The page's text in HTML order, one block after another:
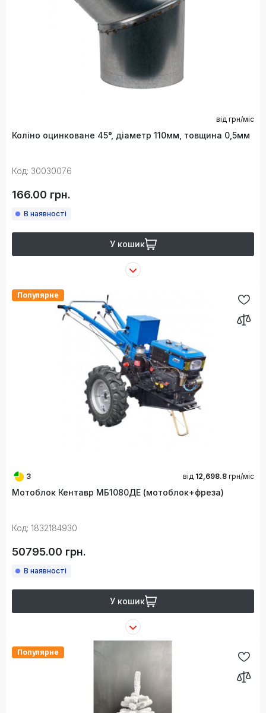
від грн/міс
Коліно оцинковане 45°, діаметр 110мм, товщина 0,5мм
Код: 30030076
166.00 грн.
В наявності
У кошик
Популярне
3 від 12,698.8 грн/міс
Мотоблок Кентавр МБ1080ДЕ (мотоблок+фреза)
Код: 1832184930
50795.00 грн.
В наявності
У кошик
Популярне